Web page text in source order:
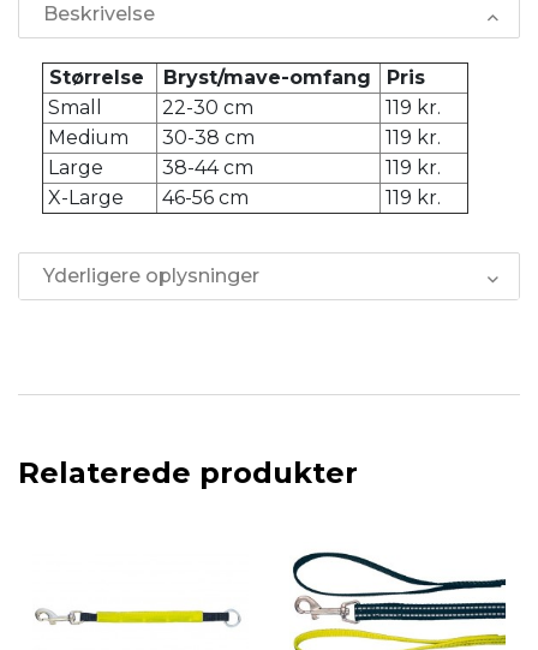
Beskrivelse
Størrelse Bryst/mave-omfang
Pris
Small
22-30 cm
119 kr.
Medium
30-38 cm
119 kr.
Large
38-44 cm
119 kr.
X-Large
46-56 cm 119 kr.
Yderligere oplysninger
Relaterede produkter